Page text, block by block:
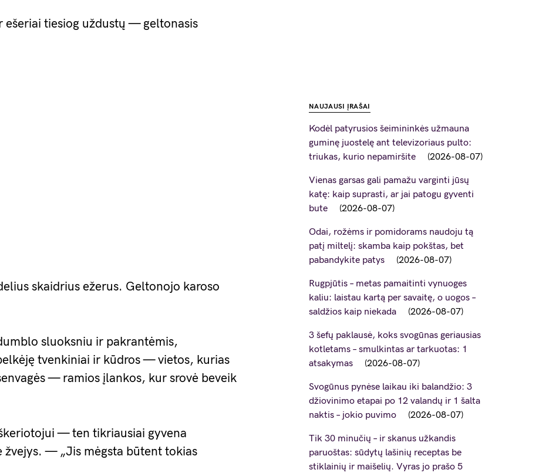
ešeriai tiesiog uždustų — geltonasis
skaidrius ežerus. Geltonojo karoso
sluoksniu ir pakrantėmis,
tvenkiniai ir kūdros — vietos, kurias
— ramios įlankos, kur srovė beveik
— ten tikriausiai gyvena
žvejys. — „Jis mėgsta būtent tokias
NAUJAUSI ĮRAŠAI
Kodėl patyrusios šeimininkės užmauna
guminę juostelę ant televizoriaus pulto:
triukas, kurio nepamiršite
2026-08-07
Vienas garsas gali pamažu varginti jūsų
katę: kaip suprasti, ar jai patogu gyventi
bute
2026-08-07
Odai, rožėms ir pomidorams naudoju tą
patį miltelį: skamba kaip pokštas, bet
pabandykite patys
2026-08-07
Rugpjūtis – metas pamaitinti vynuoges
kaliu: laistau kartą per savaitę, o uogos –
saldžios kaip niekada
2026-08-07
3 šefų paklausė, koks svogūnas geriausias
kotletams – smulkintas ar tarkuotas: 1
atsakymas
2026-08-07
Svogūnus pynėse laikau iki balandžio: 3
džiovinimo etapai po 12 valandų ir 1 šalta
naktis – jokio puvimo
2026-08-07
Tik 30 minučių – ir skanus užkandis
paruoštas: sūdytų lašinių receptas be
stiklainių ir maišelių. Vyras jo prašo 5